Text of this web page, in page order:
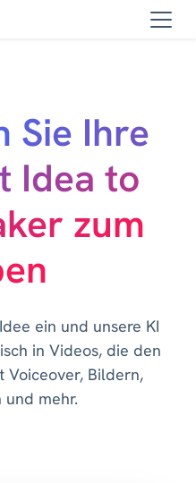
Sie Ihre
Idea to
zum
ein und unsere KI
in Videos, die den
Voiceover, Bildern,
und mehr.